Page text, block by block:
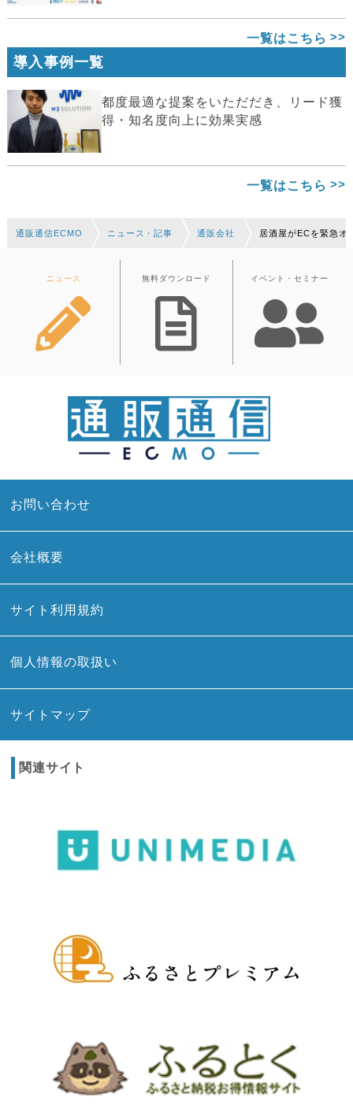
一覧はこちら
導入事例一覧
都度最適な提案をいただだき、リード獲
得・知名度向上に効果実感
一覧はこちら
通販通信ECMO ニュース・記事 通販会社 居酒屋がECを緊急オ
ニュース 無料ダウンロード イベント・セミナー
お問い合わせ
会社概要
サイト利用規約
個人情報の取扱い
サイトマップ
関連サイト